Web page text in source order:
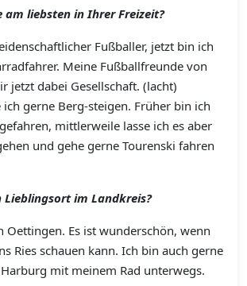
am liebsten in Ihrer Freizeit?
Fußballer, jetzt bin ich
Meine Fußballfreunde von
jetzt dabei Gesellschaft. (lacht)
gerne Berg-steigen. Früher bin ich
mittlerweile lasse ich es aber
und gehe gerne Tourenski fahren
Lieblingsort im Landkreis?
Oettingen. Es ist wunderschön, wenn
Ries schauen kann. Ich bin auch gerne
mit meinem Rad unterwegs.